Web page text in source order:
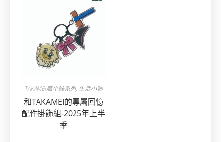
TAKAMEI鷹小妹系列, 生活小物
和TAKAMEI的專屬回憶
配件掛飾組-2025年上半
季